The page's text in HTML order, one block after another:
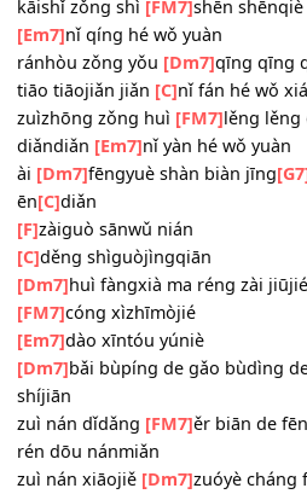
[FM7] [Em7] [Dm7] [C]
xiào lǐ róng [FM7] de tián lèi lǐ
bù[Em7]shì yuán jiùshì jié
nánrén zhuī
[Dm7]xīnxiān
bù[C]guò rénxìng ruòdiǎn
kāishǐ zǒng shì[FM7]shēn
[Em7]nǐ qíng hé wǒ yuàn
ránhòu zǒng yǒu[Dm7]
tiāo tiāojiǎn jiǎn[C]nǐ fán hé wǒ
zuìzhōng zǒng huì [FM7]lěng
diǎndiǎn[Em7]nǐ yàn hé wǒ
ài[Dm7] fēngyuè shàn biàn jīng
ēn[C]diǎn
[F] zàiguò sānwǔ nián
[C] děng shìguòjìngqiān
[Dm7]huì fàngxià ma réng zài